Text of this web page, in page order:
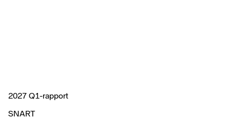
2027 Q1-rapport
SNART